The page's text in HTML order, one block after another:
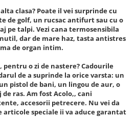
clasa? Poate il vei surprinde cu
de golf, un rucsac antifurt sau cu o
pe talpi. Vezi cana termosensibila
dar de mare haz, tasta antistres
de organ intim.
o zi de nastere? Cadourile
de a suprinde la orice varsta: un
pistol de bani, un lingou de aur, o
ras. Am fost Acolo,, cani
accesorii petrecere. Nu vei da
articole speciale ii va aduce garantat